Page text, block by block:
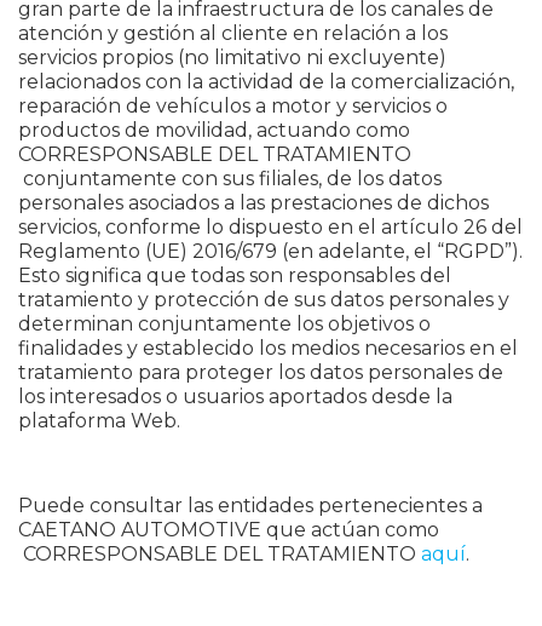
gran parte de la infraestructura de los canales de
atención y gestión al cliente en relación a los
servicios propios (no limitativo ni excluyente)
relacionados con la actividad de la comercialización,
reparación de vehículos a motor y servicios o
productos de movilidad, actuando como
CORRESPONSABLE DEL TRATAMIENTO
conjuntamente con sus filiales, de los datos
personales asociados a las prestaciones de dichos
servicios, conforme lo dispuesto en el artículo 26 del
Reglamento (UE) 2016/679 (en adelante, el “RGPD”).
Esto significa que todas son responsables del
tratamiento y protección de sus datos personales y
determinan conjuntamente los objetivos o
finalidades y establecido los medios necesarios en el
tratamiento para proteger los datos personales de
los interesados o usuarios aportados desde la
plataforma Web.
Puede consultar las entidades pertenecientes a
CAETANO AUTOMOTIVE que actúan como
CORRESPONSABLE DEL TRATAMIENTO aquí.